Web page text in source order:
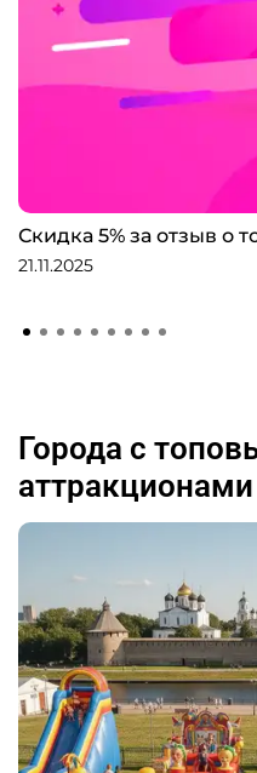
Скидка 5% за отзыв о
21.11.2025
Города с
аттракционами